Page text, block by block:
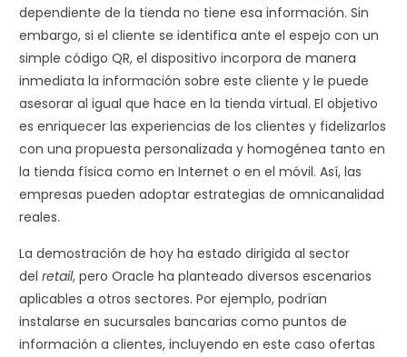
dependiente de la tienda no tiene esa información. Sin
embargo, si el cliente se identifica ante el espejo con un
simple código QR, el dispositivo incorpora de manera
inmediata la información sobre este cliente y le puede
asesorar al igual que hace en la tienda virtual. El objetivo
es enriquecer las experiencias de los clientes y fidelizarlos
con una propuesta personalizada y homogénea tanto en
la tienda física como en Internet o en el móvil. Así, las
empresas pueden adoptar estrategias de omnicanalidad
reales.
La demostración de hoy ha estado dirigida al sector
del retail, pero Oracle ha planteado diversos escenarios
aplicables a otros sectores. Por ejemplo, podrían
instalarse en sucursales bancarias como puntos de
información a clientes, incluyendo en este caso ofertas